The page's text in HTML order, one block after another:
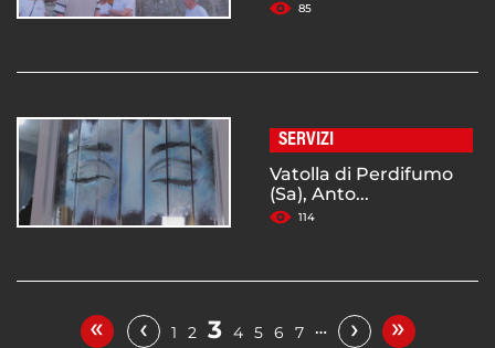
85
SERVIZI
Vatolla di Perdifumo
(Sa), Anto...
114
« ‹ 1 2 3 4 5 6 7 … › »